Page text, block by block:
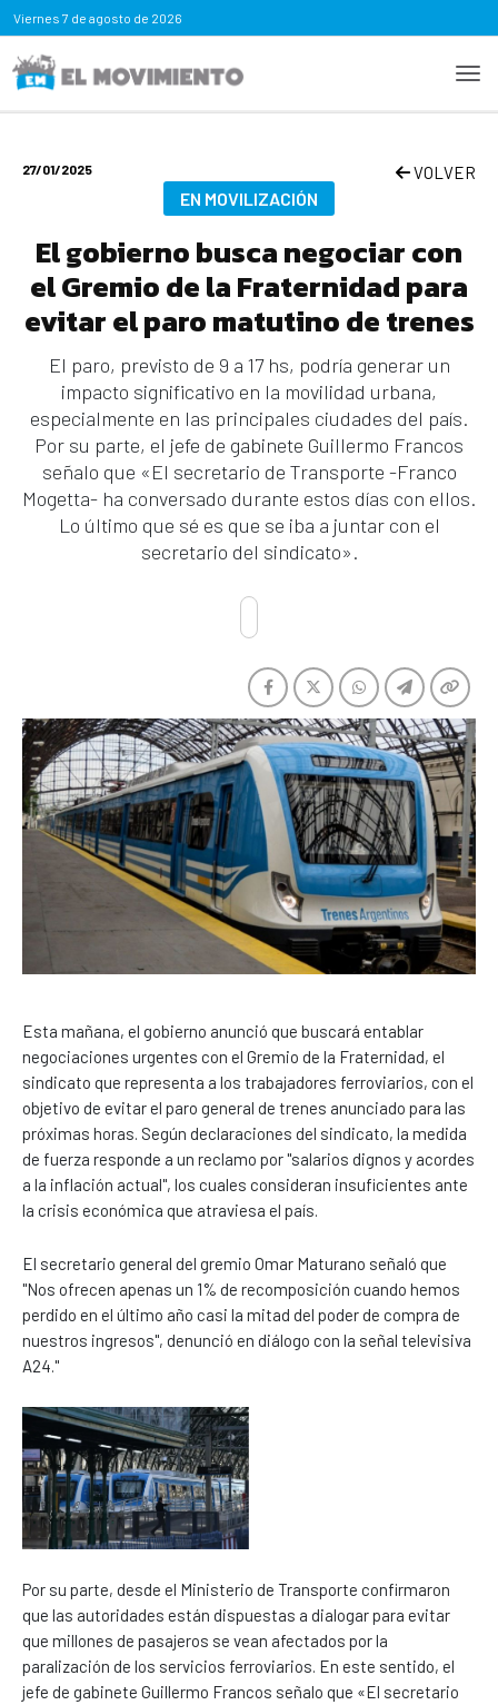
Viernes 7 de agosto de 2026
27/01/2025 VOLVER
EN MOVILIZACIÓN
El gobierno busca negociar con
el Gremio de la Fraternidad para
evitar el paro matutino de trenes
El paro, previsto de 9 a 17 hs, podría generar un
impacto significativo en la movilidad urbana,
especialmente en las principales ciudades del país.
Por su parte, el jefe de gabinete Guillermo Francos
señalo que «El secretario de Transporte -Franco
Mogetta- ha conversado durante estos días con ellos.
Lo último que sé es que se iba a juntar con el
secretario del sindicato».
Esta mañana, el gobierno anunció que buscará entablar
negociaciones urgentes con el Gremio de la Fraternidad, el
sindicato que representa a los trabajadores ferroviarios, con el
objetivo de evitar el paro general de trenes anunciado para las
próximas horas. Según declaraciones del sindicato, la medida
de fuerza responde a un reclamo por "salarios dignos y acordes
a la inflación actual", los cuales consideran insuficientes ante
la crisis económica que atraviesa el país.
El secretario general del gremio Omar Maturano señaló que
"Nos ofrecen apenas un 1% de recomposición cuando hemos
perdido en el último año casi la mitad del poder de compra de
nuestros ingresos", denunció en diálogo con la señal televisiva
A24."
Por su parte, desde el Ministerio de Transporte confirmaron
que las autoridades están dispuestas a dialogar para evitar
que millones de pasajeros se vean afectados por la
paralización de los servicios ferroviarios. En este sentido, el
jefe de gabinete Guillermo Francos señalo que «El secretario